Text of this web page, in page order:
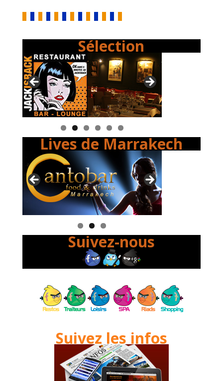
Sélection
Lives de Marrakech
Suivez-nous
Suivez les infos